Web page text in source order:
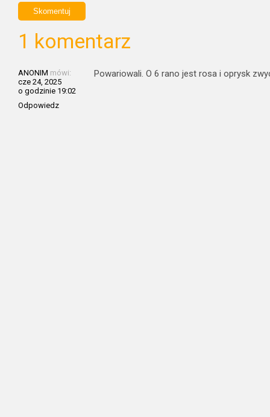
1 komentarz
ANONIM mówi:
cze 24, 2025
o godzinie 19:02
Odpowiedz
Powariowali. O 6 rano jest rosa i oprysk